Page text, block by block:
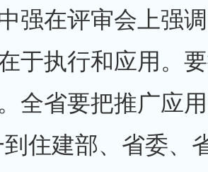
在评审会上强调
于执行和应用。
全省要把推广应
到住建部、省委、